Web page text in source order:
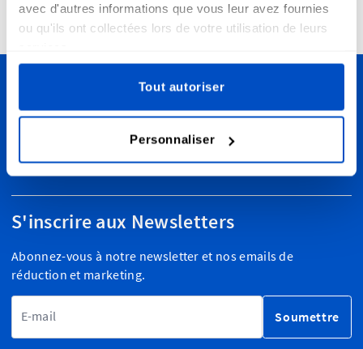
avec d'autres informations que vous leur avez fournies
ou qu'ils ont collectées lors de votre utilisation de leurs
Tout autoriser
Personnaliser
4,7 24942 avis
Personnalisez vos créations
Nous livrons partout au Canada, de Vancouver à Toronto,
en passant par Montréal et Ottawa et partout ailleurs, y
compris dans le monde entier!
S'inscrire aux Newsletters
Abonnez-vous à notre newsletter et nos emails de
réduction et marketing.
Soumettre